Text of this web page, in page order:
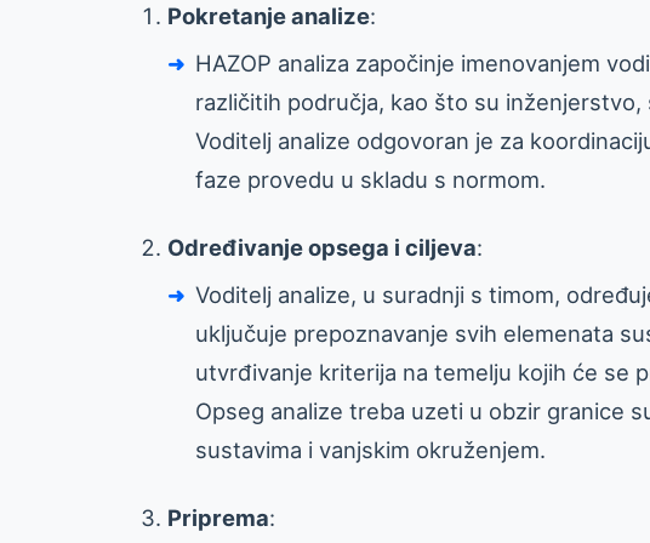
Pokretanje analize:
HAZOP analiza započinje imenovanjem
različitih područja, kao što su
Voditelj analize odgovoran je za
faze provedu u skladu s normom.
Određivanje opsega i ciljeva:
Voditelj analize, u suradnji s timom,
uključuje prepoznavanje svih elemenata
utvrđivanje kriterija na temelju kojih će se
Opseg analize treba uzeti u obzir granice
sustavima i vanjskim okruženjem.
Priprema: